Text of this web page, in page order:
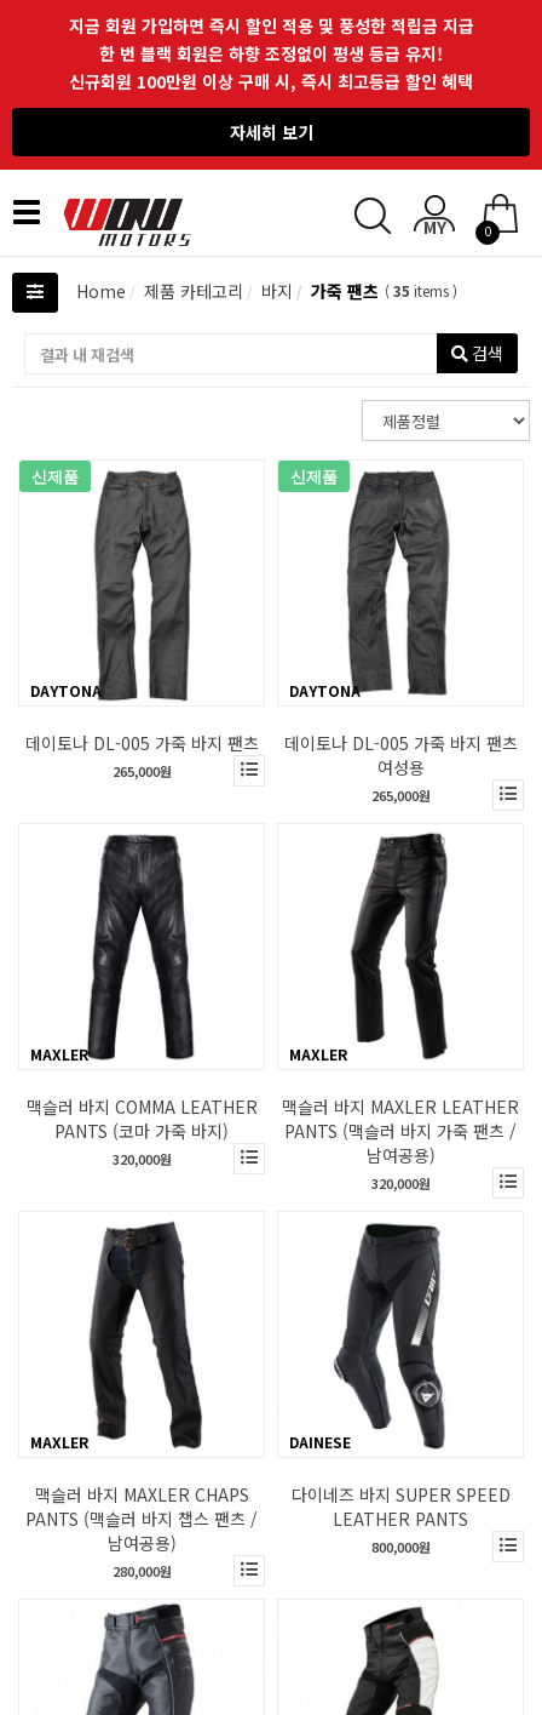
지금 회원 가입하면 즉시 할인 적용 및 풍성한 적립금 지급
한 번 블랙 회원은 하향 조정없이 평생 등급 유지!
신규회원 100만원 이상 구매 시, 즉시 최고등급 할인 혜택
자세히 보기
Toggle
navigation
0
Home 제품 카테고리 바지 가죽 팬츠 (35 items )
검색
신제품
DAYTONA
데이토나 DL-005 가죽 바지 팬츠
265,000원
신제품
DAYTONA
데이토나 DL-005 가죽 바지 팬츠
여성용
265,000원
MAXLER
맥슬러 바지 COMMA LEATHER
PANTS (코마 가죽 바지)
320,000원
MAXLER
맥슬러 바지 MAXLER LEATHER
PANTS (맥슬러 바지 가죽 팬츠 /
남여공용)
320,000원
MAXLER
맥슬러 바지 MAXLER CHAPS
PANTS (맥슬러 바지 챕스 팬츠 /
남여공용)
280,000원
DAINESE
다이네즈 바지 SUPER SPEED
LEATHER PANTS
800,000원